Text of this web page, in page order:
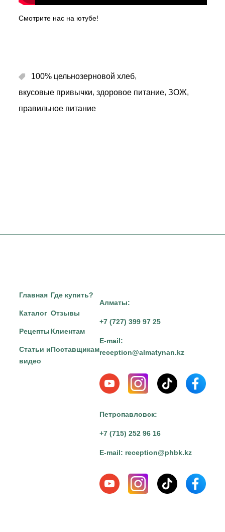
Смотрите нас на ютубе!
100% цельнозерновой хлеб,
вкусовые привычки, здоровое питание, ЗОЖ,
правильное питание
Главная
Каталог
Рецепты
Статьи и
видео
Где купить?
Отзывы
Клиентам
Поставщикам
Алматы:
+7 (727) 399 97 25
E-mail:
reception@almatynan.kz
Петропавловск:
+7 (715) 252 96 16
E-mail: reception@phbk.kz